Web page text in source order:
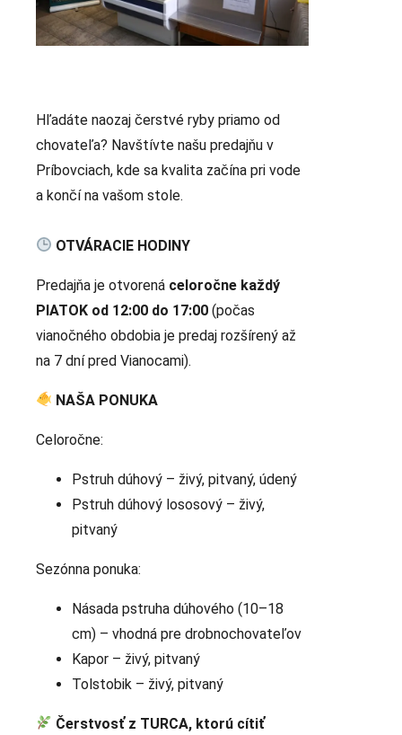
Hľadáte naozaj čerstvé ryby priamo od
chovateľa? Navštívte našu predajňu v
Príbovciach, kde sa kvalita začína pri vode
a končí na vašom stole.
OTVÁRACIE HODINY
Predajňa je otvorená celoročne každý
PIATOK od 12:00 do 17:00 (počas
vianočného obdobia je predaj rozšírený až
na 7 dní pred Vianocami).
NAŠA PONUKA
Celoročne:
Pstruh dúhový – živý, pitvaný, údený
Pstruh dúhový lososový – živý,
pitvaný
Sezónna ponuka:
Násada pstruha dúhového (10–18
cm) – vhodná pre drobnochovateľov
Kapor – živý, pitvaný
Tolstobik – živý, pitvaný
Čerstvosť z TURCA, ktorú cítiť